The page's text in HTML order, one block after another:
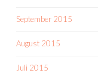
September 2015
August 2015
Juli 2015